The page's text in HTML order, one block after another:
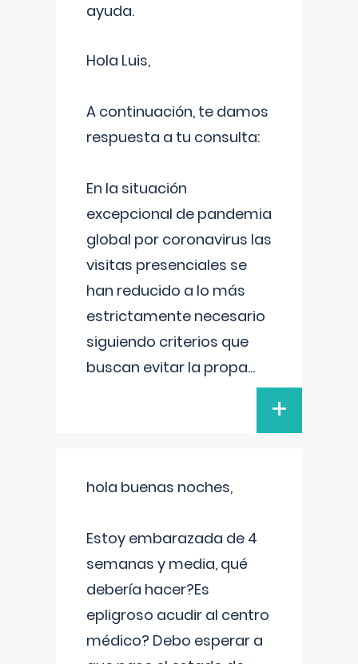
ayuda.
Hola Luis,
A continuación, te damos
respuesta a tu consulta:
En la situación
excepcional de pandemia
global por coronavirus las
visitas presenciales se
han reducido a lo más
estrictamente necesario
siguiendo criterios que
buscan evitar la propa...
+
hola buenas noches,
Estoy embarazada de 4
semanas y media, qué
debería hacer?Es
epligroso acudir al centro
médico? Debo esperar a